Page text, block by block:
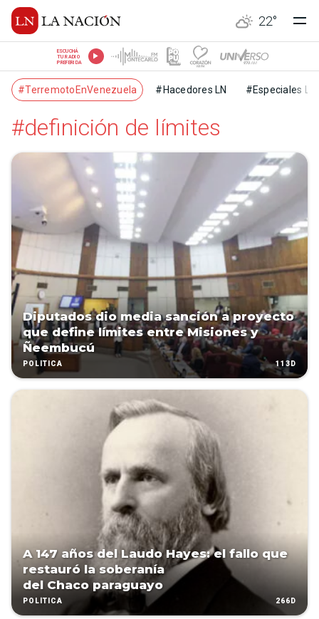
22°
ESCUCHÁ
TU RADIO
PREFERIDA
#TerremotoEnVenezuela #Hacedores LN #Especiales LN
#definición de límites
Diputados dio media sanción a proyecto
que define límites entre Misiones y
Ñeembucú
POLÍTICA 113D
A 147 años del Laudo Hayes: el fallo que
restauró la soberanía
del Chaco paraguayo
POLÍTICA 266D